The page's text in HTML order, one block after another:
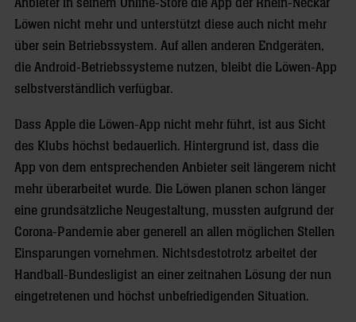
Anbieter in seinem Online-Store die App der Rhein-Neckar
Löwen nicht mehr und unterstützt diese auch nicht mehr
über sein Betriebssystem. Auf allen anderen Endgeräten,
die Android-Betriebssysteme nutzen, bleibt die Löwen-App
selbstverständlich verfügbar.
Dass Apple die Löwen-App nicht mehr führt, ist aus Sicht
des Klubs höchst bedauerlich. Hintergrund ist, dass die
App von dem entsprechenden Anbieter seit längerem nicht
mehr überarbeitet wurde. Die Löwen planen schon länger
eine grundsätzliche Neugestaltung, mussten aufgrund der
Corona-Pandemie aber generell an allen möglichen Stellen
Einsparungen vornehmen. Nichtsdestotrotz arbeitet der
Handball-Bundesligist an einer zeitnahen Lösung der nun
eingetretenen und höchst unbefriedigenden Situation.